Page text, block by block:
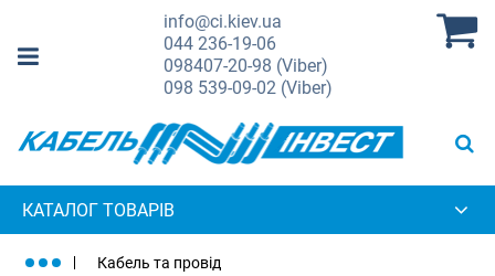
info@ci.kiev.ua
044236-19-06
098407-20-98 (Viber)
098 539-09-02 (Viber)
КАТАЛОГ ТОВАРІВ
Кабель та провід